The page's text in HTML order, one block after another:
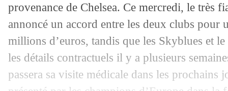
provenance de Chelsea. Ce mercredi, le très
annoncé un accord entre les deux clubs pour
millions d’euros, tandis que les Skyblues et
les détails contractuels il y a plusieurs
passera sa visite médicale dans les prochains
21/06 Allemagne: Flick confirmé à son
21/06 Arsenal: Havertz, affaire conclue ?
21/06 Ballon d'Or: Giresse voit un duel